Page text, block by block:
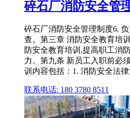
碎石厂消防安全管
碎石厂消防安全管理制度6.
查。第三章 消防安全教育培
防安全教育培训,提高职工消
力。第九条 新员工入职前必
训内容包括：1. 消防安全法
联系电话: 180 3780 8511